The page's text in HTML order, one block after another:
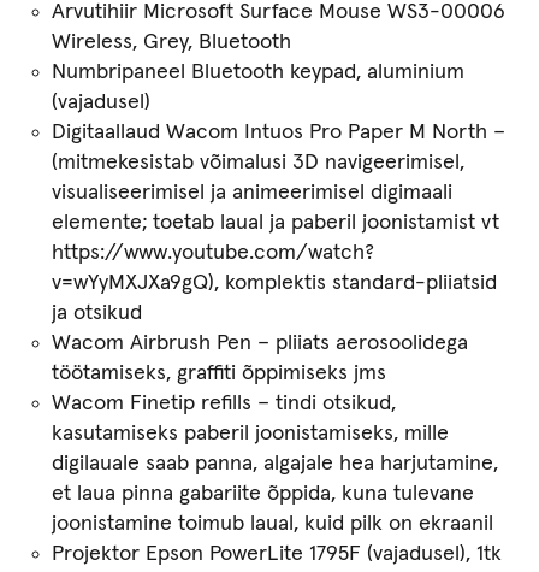
Arvutihiir Microsoft Surface Mouse WS3-00006
Wireless, Grey, Bluetooth
Numbripaneel Bluetooth keypad, aluminium
(vajadusel)
Digitaallaud Wacom Intuos Pro Paper M North –
(mitmekesistab võimalusi 3D navigeerimisel,
visualiseerimisel ja animeerimisel digimaali
elemente; toetab laual ja paberil joonistamist vt
https://www.youtube.com/watch?
v=wYyMXJXa9gQ), komplektis standard-pliiatsid
ja otsikud
Wacom Airbrush Pen – pliiats aerosoolidega
töötamiseks, graffiti õppimiseks jms
Wacom Finetip refills – tindi otsikud,
kasutamiseks paberil joonistamiseks, mille
digilauale saab panna, algajale hea harjutamine,
et laua pinna gabariite õppida, kuna tulevane
joonistamine toimub laual, kuid pilk on ekraanil
Projektor Epson PowerLite 1795F (vajadusel), 1tk